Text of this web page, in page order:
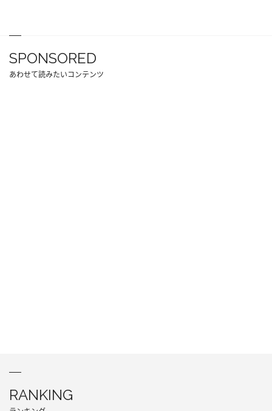
SPONSORED
あわせて読みたいコンテンツ
RANKING